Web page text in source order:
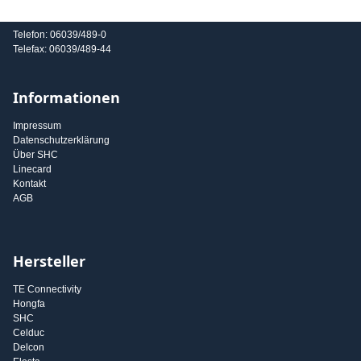
Telefon: 06039/489-0
Telefax: 06039/489-44
Informationen
Impressum
Datenschutzerklärung
Über SHC
Linecard
Kontakt
AGB
Hersteller
TE Connectivity
Hongfa
SHC
Celduc
Delcon